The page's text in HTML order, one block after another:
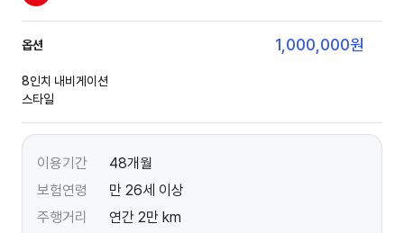
옵션 1,000,000원
8인치 내비게이션
스타일
이용기간
48개월
보험연령
만 26세 이상
주행거리
연간 2만 km